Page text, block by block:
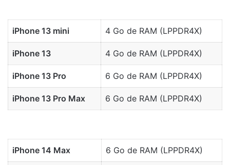
iPhone 13 mini 4 Go de RAM (LPPDR4X)
iPhone 13 4 Go de RAM (LPPDR4X)
iPhone 13 Pro 6 Go de RAM (LPPDR4X)
iPhone 13 Pro Max 6 Go de RAM (LPPDR4X)
iPhone 14 Max 6 Go de RAM (LPPDR4X)